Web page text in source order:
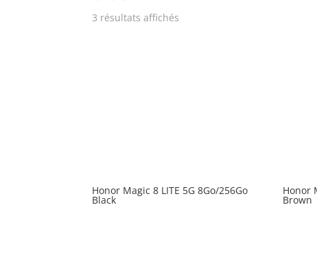
3 résultats affichés
Honor Magic 8 LITE 5G 8Go/256Go
Black
Honor
Brown